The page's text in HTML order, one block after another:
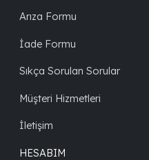
Arıza Formu
İade Formu
Sıkça Sorulan Sorular
Müşteri Hizmetleri
İletişim
HESABIM